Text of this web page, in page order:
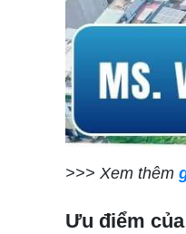
>>> Xem thêm
Ưu điểm